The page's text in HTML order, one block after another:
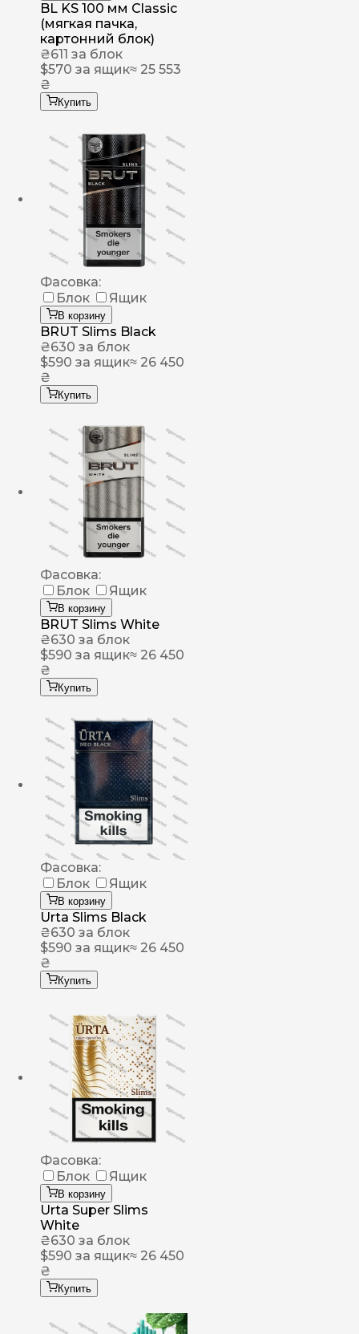
BL KS 100 мм Classic
(мягкая пачка,
картонний блок)
₴611 за блок
$570 за ящик≈ 25 553
₴
Купить
Фасовка:
Блок
Ящик
В корзину
BRUT Slims Black
₴630 за блок
$590 за ящик≈ 26 450
₴
Купить
Фасовка:
Блок
Ящик
В корзину
BRUT Slims White
₴630 за блок
$590 за ящик≈ 26 450
₴
Купить
Фасовка:
Блок
Ящик
В корзину
Urta Slims Black
₴630 за блок
$590 за ящик≈ 26 450
₴
Купить
Фасовка:
Блок
Ящик
В корзину
Urta Super Slims
White
₴630 за блок
$590 за ящик≈ 26 450
₴
Купить